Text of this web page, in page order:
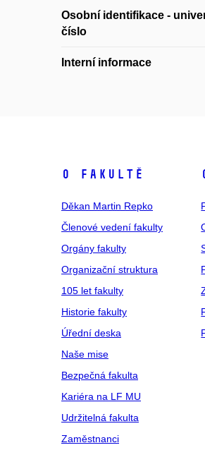
Osobní identifikace -
číslo
Interní informace
O fakultě
Děkan Martin Repko
Členové vedení fakulty
Orgány fakulty
Organizační struktura
105 let fakulty
Historie fakulty
Úřední deska
Naše mise
Bezpečná fakulta
Kariéra na LF MU
Udržitelná fakulta
Zaměstnanci